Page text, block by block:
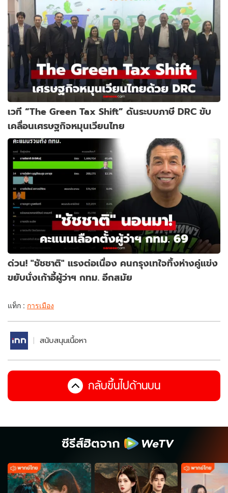
เวที “The Green Tax Shift” ดันระบบภาษี DRC ขับ
เคลื่อนเศรษฐกิจหมุนเวียนไทย
ด่วน! "ชัชชาติ" แรงต่อเนื่อง คนกรุงเทใจทิ้งห่างคู่แข่ง
ขยับนั่งเก้าอี้ผู้ว่าฯ กทม. อีกสมัย
แท็ก : การเมือง
สนับสนุนเนื้อหา
กลับขึ้นไปด้านบน
ซีรีส์ฮิตจาก